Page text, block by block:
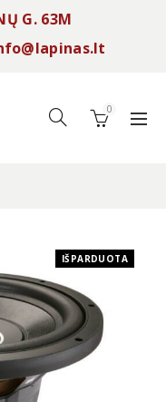
G. 63M
0
IŠPARDUOTA